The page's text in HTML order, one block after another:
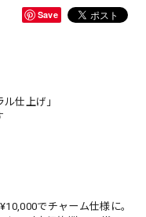
Save
仕上げ」
でチャーム仕様に。